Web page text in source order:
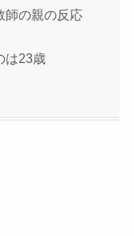
師の親の反応
は23歳